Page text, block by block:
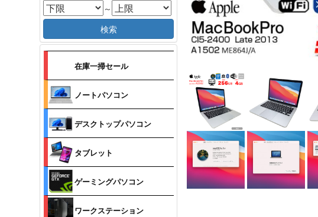
～
検索
在庫一掃セール
ノートパソコン
デスクトップパソコン
タブレット
ゲーミングパソコン
ワークステーション